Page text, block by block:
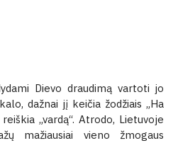
Dievo draudimą vartoti jo
dažnai jį keičia žodžiais „Ha
„vardą“. Atrodo, Lietuvoje
mažiausiai vieno žmogaus